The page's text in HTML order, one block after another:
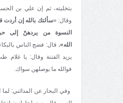
بتخليته، ثم إن علي بن
وقال: «سألتك بالله إن أردت
النسوة من يردهنّ إلى
الله». قال: فضج الناس
يزيد الفتنة وقال: يا غلام
‌فوالله ما يوصلهن سواك.
وفي البحار عن المدائني: